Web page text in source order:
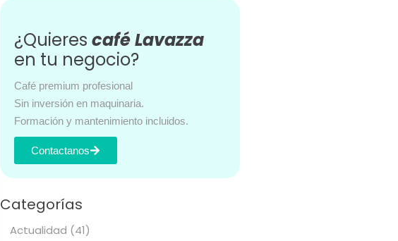
¿Quieres café Lavazza
en tu negocio?
Café premium profesional
Sin inversión en maquinaria.
Formación y mantenimiento incluidos.
Contactanos
Categorías
Actualidad (41)